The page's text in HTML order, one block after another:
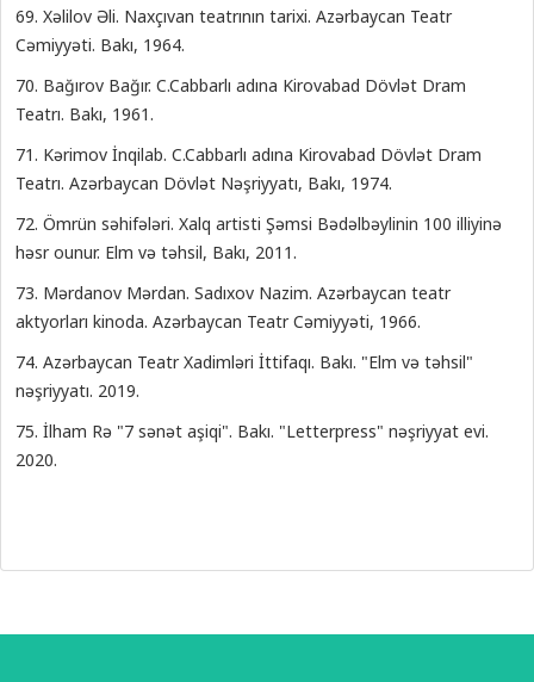
69. Xəlilov Əli. Naxçıvan teatrının tarixi. Azərbaycan Teatr
Cəmiyyəti. Bakı, 1964.
70. Bağırov Bağır. C.Cabbarlı adına Kirovabad Dövlət Dram
Teatrı. Bakı, 1961.
71. Kərimov İnqilab. C.Cabbarlı adına Kirovabad Dövlət Dram
Teatrı. Azərbaycan Dövlət Nəşriyyatı, Bakı, 1974.
72. Ömrün səhifələri. Xalq artisti Şəmsi Bədəlbəylinin 100 illiyinə
həsr ounur. Elm və təhsil, Bakı, 2011.
73. Mərdanov Mərdan. Sadıxov Nazim. Azərbaycan teatr
aktyorları kinoda. Azərbaycan Teatr Cəmiyyəti, 1966.
74. Azərbaycan Teatr Xadimləri İttifaqı. Bakı. "Elm və təhsil"
nəşriyyatı. 2019.
75. İlham Rə "7 sənət aşiqi". Bakı. "Letterpress" nəşriyyat evi.
2020.